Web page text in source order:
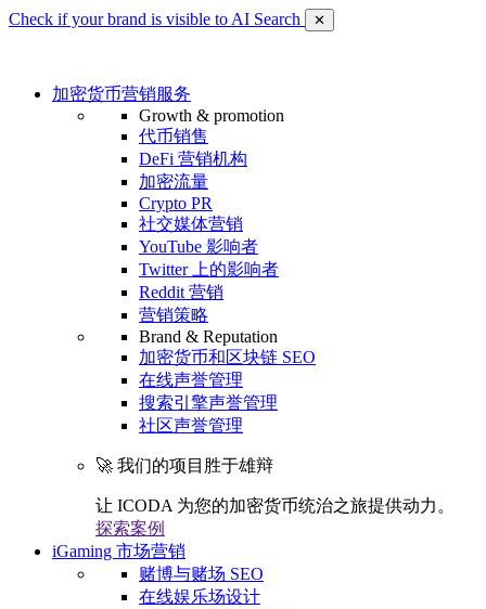
Check if your brand is visible to AI Search ✕
加密货币营销服务
Growth & promotion
代币销售
DeFi 营销机构
加密流量
Crypto PR
社交媒体营销
YouTube 影响者
Twitter 上的影响者
Reddit 营销
营销策略
Brand & Reputation
加密货币和区块链 SEO
在线声誉管理
搜索引擎声誉管理
社区声誉管理
🚀 我们的项目胜于雄辩
让 ICODA 为您的加密货币统治之旅提供动力。
探索案例
iGaming 市场营销
赌博与赌场 SEO
在线娱乐场设计